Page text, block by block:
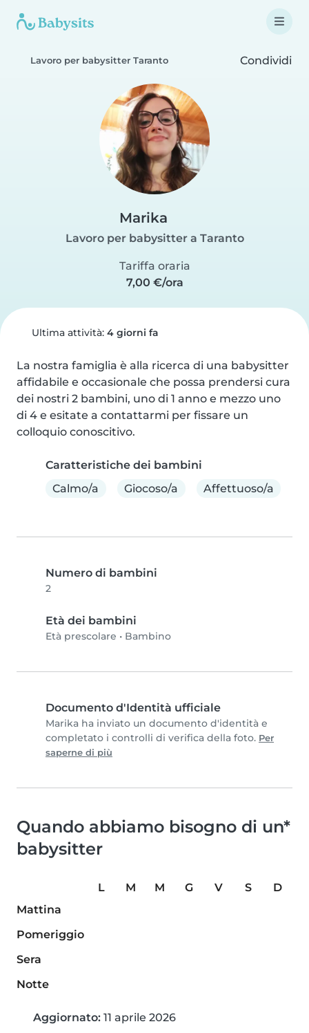
Lavoro per babysitter Taranto Condividi
Marika
Lavoro per babysitter a Taranto
Tariffa oraria
7,00 €/ora
Ultima attività: 4 giorni fa
La nostra famiglia è alla ricerca di una babysitter
affidabile e occasionale che possa prendersi cura
dei nostri 2 bambini, uno di 1 anno e mezzo uno
di 4 e esitate a contattarmi per fissare un
colloquio conoscitivo.
Caratteristiche dei bambini
Calmo/a
Giocoso/a Affettuoso/a
Numero di bambini
2
Età dei bambini
Età prescolare • Bambino
Documento d'Identità ufficiale
Marika ha inviato un documento d'identità e
completato i controlli di verifica della foto. Per
saperne di più
Quando abbiamo bisogno di un*
babysitter
L M M G V S
D
Mattina
Pomeriggio
Sera
Notte
Aggiornato: 11 aprile 2026